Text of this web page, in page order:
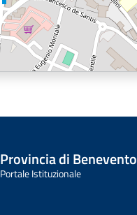
Provincia di Benevento
Portale Istituzionale